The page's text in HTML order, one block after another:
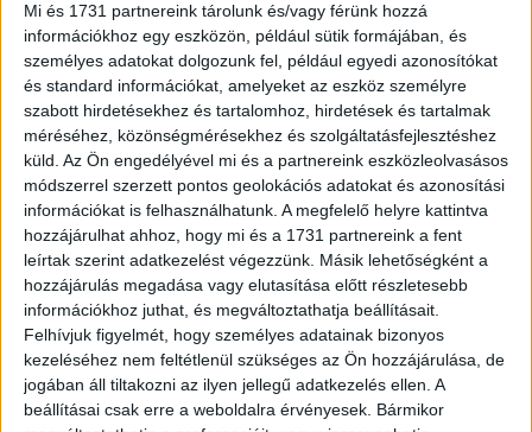
Mi és 1731 partnereink tárolunk és/vagy férünk hozzá
információkhoz egy eszközön, például sütik formájában, és
személyes adatokat dolgozunk fel, például egyedi azonosítókat
és standard információkat, amelyeket az eszköz személyre
szabott hirdetésekhez és tartalomhoz, hirdetések és tartalmak
méréséhez, közönségmérésekhez és szolgáltatásfejlesztéshez
küld. Az Ön engedélyével mi és a partnereink eszközleolvasásos
módszerrel szerzett pontos geolokációs adatokat és azonosítási
információkat is felhasználhatunk. A megfelelő helyre kattintva
hozzájárulhat ahhoz, hogy mi és a 1731 partnereink a fent
leírtak szerint adatkezelést végezzünk. Másik lehetőségként a
hozzájárulás megadása vagy elutasítása előtt részletesebb
információkhoz juthat, és megváltoztathatja beállításait.
Felhívjuk figyelmét, hogy személyes adatainak bizonyos
kezeléséhez nem feltétlenül szükséges az Ön hozzájárulása, de
jogában áll tiltakozni az ilyen jellegű adatkezelés ellen. A
beállításai csak erre a weboldalra érvényesek. Bármikor
pedagógusképzési programjaik kidolgozására, valamint
speciális diagnosztikai eszközök beszerzésére fordítja
majd, a gyerekek, családok és pedagógusok támogatását
szolgáló programjaik rendszerszintű fejlesztésével.
A Matekmentor Töreky Szilvia a matematika tantárgyhoz
köthető, most induló programjával a szorongással küzdő
gyermekeknek segít az oldódásban, a matematikai
gondolkodás folyamatát is oktató mentorált kurzus keretei
közt. A támogatásból segítségnyújtó programját
tökéletesíti, marketing célokra fordít, valamint a
mentorálási folyamattal szeretné fejleszteni vállalkozási,
menedzseri képességeit.
A ComFit Europe gyógyszerek mellékhatásainak